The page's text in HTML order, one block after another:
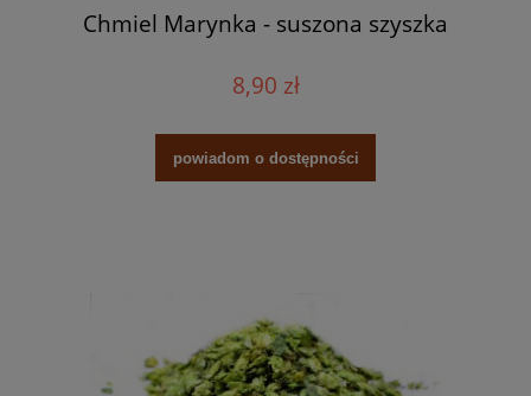
Chmiel Marynka - suszona szyszka
8,90 zł
powiadom o dostępności